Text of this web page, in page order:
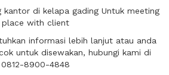
kantor di kelapa gading Untuk meeting
place with client
informasi lebih lanjut atau anda
untuk disewakan, hubungi kami di
0812-8900-4848